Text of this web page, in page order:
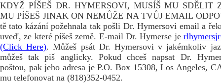
KDYŽ PÍŠEŠ DR. HYMERSOVI, MUSÍŠ MU SDĚLIT
MU PÍŠEŠ JINAK ON NEMŮŽE NA TVŮJ EMAIL
tě tato kázání požehnala tak pošli Dr. Hymersovi email a
uveď, ze které píšeš země. E-mail Dr. Hymerse je
(Click Here). Můžeš psát Dr. Hymersovi v jakémkoliv
můžeš tak piš anglicky. Pokud chceš napsat Dr.
poštou, pak jeho adresa je P.O. Box 15308, Los Angeles,
mu telefonovat na (818)352-0452.